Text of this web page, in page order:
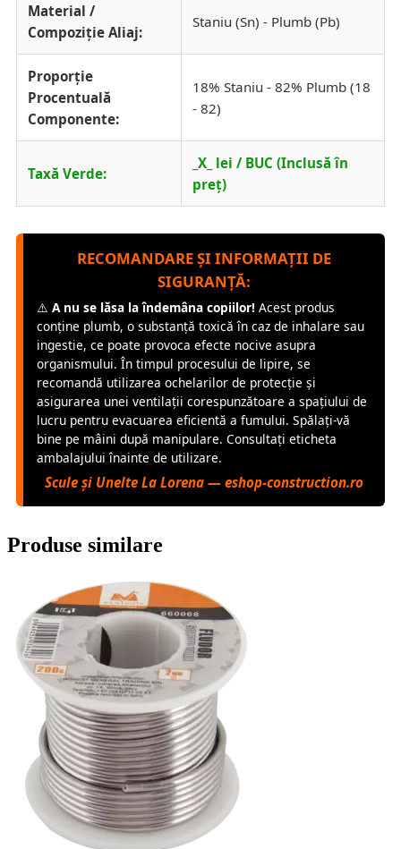
Material /
Compoziție Aliaj:
Staniu (Sn) - Plumb (Pb)
Proporție
Procentuală
Componente:
18% Staniu - 82% Plumb (18
- 82)
Taxă Verde:
_X_ lei / BUC (Inclusă în
preț)
RECOMANDARE ȘI INFORMAȚII DE
SIGURANȚĂ:
⚠️ A nu se lăsa la îndemâna copiilor! Acest produs
conține plumb, o substanță toxică în caz de inhalare sau
ingestie, ce poate provoca efecte nocive asupra
organismului. În timpul procesului de lipire, se
recomandă utilizarea ochelarilor de protecție și
asigurarea unei ventilații corespunzătoare a spațiului de
lucru pentru evacuarea eficientă a fumului. Spălați-vă
bine pe mâini după manipulare. Consultați eticheta
ambalajului înainte de utilizare.
Scule și Unelte La Lorena — eshop-construction.ro
Produse similare